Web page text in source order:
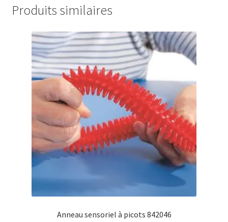
Produits similaires
Anneau sensoriel à picots 842046